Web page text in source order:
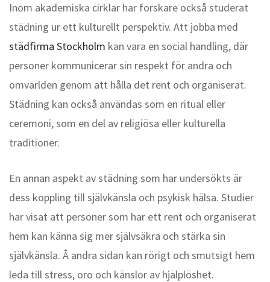
Inom akademiska cirklar har forskare också studerat
städning ur ett kulturellt perspektiv. Att jobba med
städfirma Stockholm kan vara en social handling, där
personer kommunicerar sin respekt för andra och
omvärlden genom att hålla det rent och organiserat.
Städning kan också användas som en ritual eller
ceremoni, som en del av religiösa eller kulturella
traditioner.
En annan aspekt av städning som har undersökts är
dess koppling till självkänsla och psykisk hälsa. Studier
har visat att personer som har ett rent och organiserat
hem kan känna sig mer självsäkra och stärka sin
självkänsla. Å andra sidan kan rörigt och smutsigt hem
leda till stress, oro och känslor av hjälplöshet.